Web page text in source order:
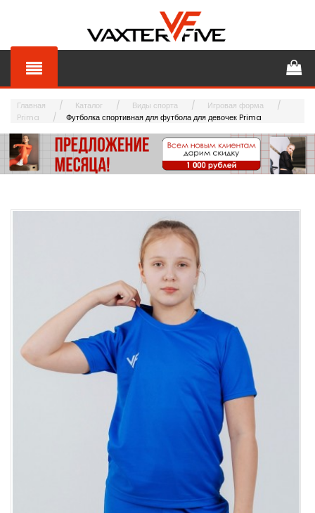
Главная Каталог Виды спорта
Игровая форма
Prima
Футболка спортивная для футбола для девочек Prima